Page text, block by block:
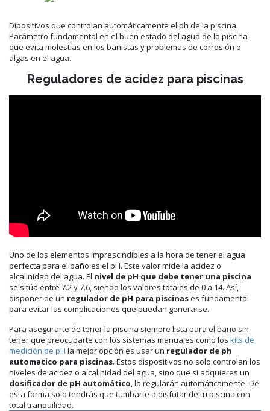
Dipositivos que controlan automáticamente el ph de la piscina.
Parámetro fundamental en el buen estado del agua de la piscina
que evita molestias en los bañistas y problemas de corrosión o
algas en el agua.
Reguladores de acidez para piscinas
Uno de los elementos imprescindibles a la hora de tener el agua
perfecta para el baño es el pH. Este valor mide la acidez o
alcalinidad del agua. El nivel de pH que debe tener una piscina
se sitúa entre 7.2 y 7.6, siendo los valores totales de 0 a 14. Así,
disponer de un regulador de pH para piscinases fundamental
para evitar las complicaciones que puedan generarse.
Para asegurarte de tener la piscina siempre lista para el baño sin
tener que preocuparte con los sistemas manuales como los kits de
medición de pH la mejor opción es usar un regulador de ph
automatico para piscinas. Estos dispositivos no solo controlan los
niveles de acidez o alcalinidad del agua, sino que si adquieres un
dosificador de pH automático, lo regularán automáticamente. De
esta forma solo tendrás que tumbarte a disfutar de tu piscina con
total tranquilidad.